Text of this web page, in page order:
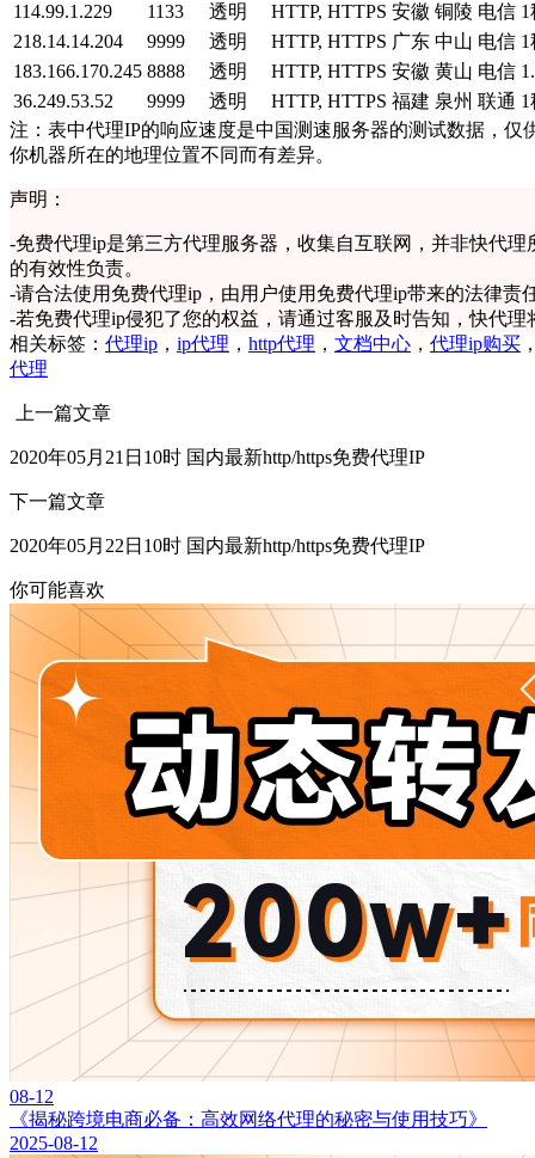
114.99.1.229
1133 透明 HTTP, HTTPS 安徽 铜陵 电信 1
218.14.14.204
9999 透明 HTTP, HTTPS 广东 中山 电信 1
183.166.170.245 8888 透明 HTTP, HTTPS 安徽 黄山 电信
36.249.53.52
9999 透明 HTTP, HTTPS 福建 泉州 联通 1
注：表中代理IP的响应速度是中国测速服务器的测试数据，仅
你机器所在的地理位置不同而有差异。
声明：
-免费代理ip是第三方代理服务器，收集自互联网，并非快代
的有效性负责。
-请合法使用免费代理ip，由用户使用免费代理ip带来的法律责
-若免费代理ip侵犯了您的权益，请通过客服及时告知，快代理
相关标签： 代理ip ， ip代理 ， http代理 ， 文档中心 ， 代理ip购买
代理
上一篇文章
2020年05月21日10时 国内最新http/https免费代理IP
下一篇文章
2020年05月22日10时 国内最新http/https免费代理IP
你可能喜欢
08-12
《揭秘跨境电商必备：高效网络代理的秘密与使用技巧》
2025-08-12